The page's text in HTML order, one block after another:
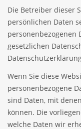
Die Betreiber dieser
persönlichen Daten
gesetzlichen
Wenn Sie diese
personenbezogene
sind Daten, mit
können. Die
welche Daten wir